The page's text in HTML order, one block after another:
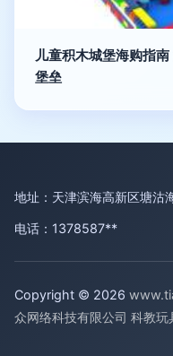
儿童积木城堡海购指
堡垒
地址：天津滨海高新区塘沽
电话：1378587**
Copyright © 2026
众网络科技有限公司 科教玩